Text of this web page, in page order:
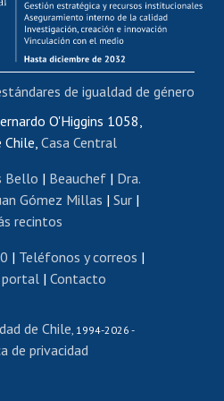
os
de capacitación
del personal
movilidad interna
de renta
renta honorarios
páginas blancas
os
de títulos
de Movilidad Estudiantil
de español
O'Higgins 1058,
Chile, Casa Central
Bello | Beauchef| Dra.
Gómez Millas | Sur |
recintos
| Teléfonos y correos |
portal| Contacto
de Chile, 1994-2026 -
de privacidad
de igualdad de género